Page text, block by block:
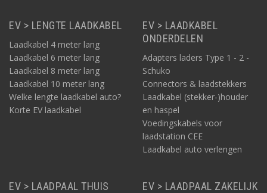
EV > LENGTE LAADKABEL
Laadkabel 4 meter lang
Laadkabel 6 meter lang
Laadkabel 8 meter lang
Laadkabel 10 meter lang
Welke lengte laadkabel auto?
Korte EV laadkabel
EV > LAADKABEL
ONDERDELEN
Adapters laders Type 1 - 2 -
Schuko
Connectors & laadstekkers
Laadkabel (stekker-)houder
en haspel
Voedingskabels voor
laadstation CEE
Laadkabel auto verlengen
EV > LAADPAAL THUIS EV > LAADPAAL ZAKELIJK